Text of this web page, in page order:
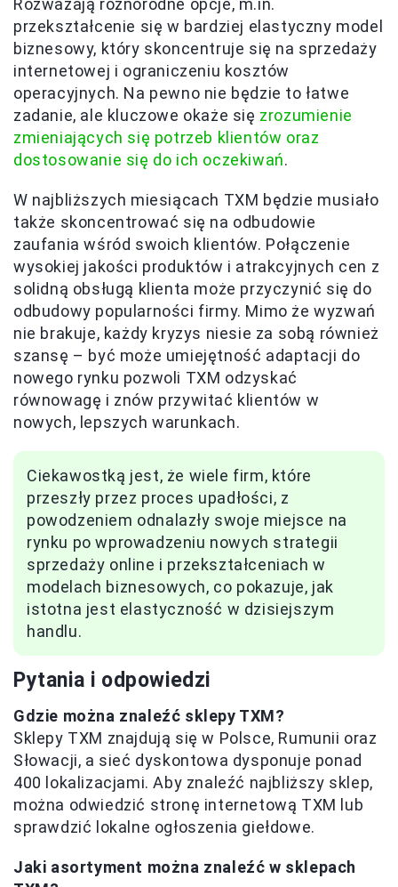
przekształcenie się w bardziej elastyczny model
biznesowy, który skoncentruje się na sprzedaży
internetowej i ograniczeniu kosztów
operacyjnych. Na pewno nie będzie to łatwe
zadanie, ale kluczowe okaże się zrozumienie
zmieniających się potrzeb klientów oraz
dostosowanie się do ich oczekiwań.
W najbliższych miesiącach TXM będzie musiało
także skoncentrować się na odbudowie
zaufania wśród swoich klientów. Połączenie
wysokiej jakości produktów i atrakcyjnych cen z
solidną obsługą klienta może przyczynić się do
odbudowy popularności firmy. Mimo że wyzwań
nie brakuje, każdy kryzys niesie za sobą również
szansę – być może umiejętność adaptacji do
nowego rynku pozwoli TXM odzyskać
równowagę i znów przywitać klientów w
nowych, lepszych warunkach.
Ciekawostką jest, że wiele firm, które
przeszły przez proces upadłości, z
powodzeniem odnalazły swoje miejsce na
rynku po wprowadzeniu nowych strategii
sprzedaży online i przekształceniach w
modelach biznesowych, co pokazuje, jak
istotna jest elastyczność w dzisiejszym
handlu.
Pytania i odpowiedzi
Gdzie można znaleźć sklepy TXM?
Sklepy TXM znajdują się w Polsce, Rumunii oraz
Słowacji, a sieć dyskontowa dysponuje ponad
400 lokalizacjami. Aby znaleźć najbliższy sklep,
można odwiedzić stronę internetową TXM lub
sprawdzić lokalne ogłoszenia giełdowe.
Jaki asortyment można znaleźć w sklepach